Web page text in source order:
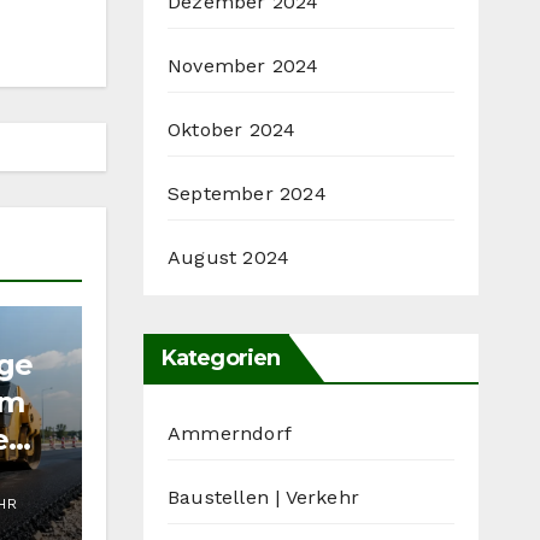
November 2024
Oktober 2024
September 2024
August 2024
Kategorien
Ammerndorf
Baustellen | Verkehr